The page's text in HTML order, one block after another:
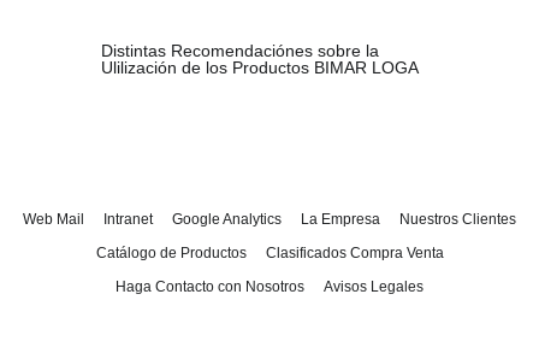
Distintas Recomendaciónes sobre la
Ulilización de los Productos BIMAR LOGA
Web Mail Intranet Google Analytics La Empresa
Nuestros Clientes
Catálogo de Productos
Clasificados Compra Venta
Haga Contacto con Nosotros
Avisos Legales